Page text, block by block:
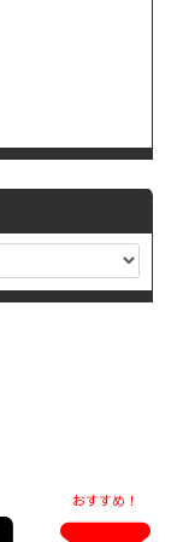
おすすめ！